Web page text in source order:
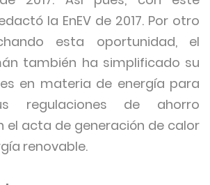
la EnEV de 2017. Por otro
esta oportunidad, el
también ha simplificado su
en materia de energía para
regulaciones de ahorro
el acta de generación de calor
renovable.